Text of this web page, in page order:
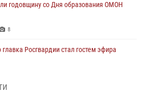
годовщину со Дня образования ОМОН
8
Росгвардии стал гостем эфира